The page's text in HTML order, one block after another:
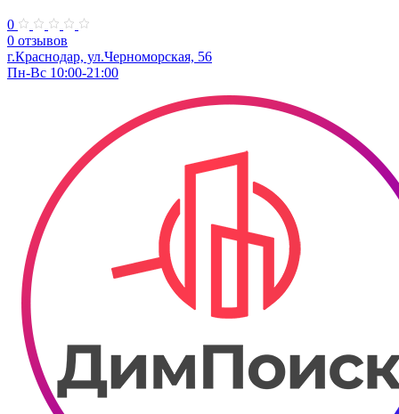
0
0 отзывов
г.Краснодар, ул.Черноморская, 56
Пн-Вс 10:00-21:00